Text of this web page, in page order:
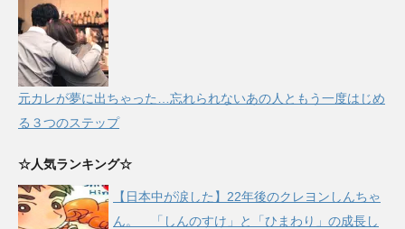
元カレが夢に出ちゃった…忘れられないあの人ともう一度はじめ
る３つのステップ
☆人気ランキング☆
【日本中が涙した】22年後のクレヨンしんちゃ
ん。 「しんのすけ」と「ひまわり」の成長し